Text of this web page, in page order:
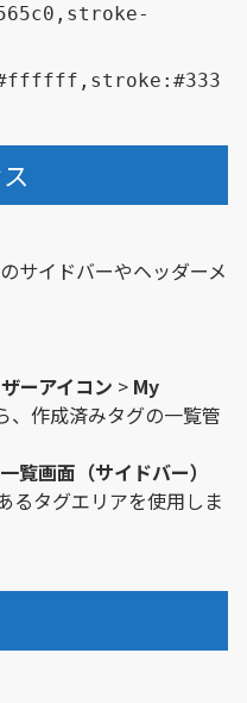
サイドバーやヘッダーメ
ーアイコン > My
、作成済みタグの一覧管
一覧画面（サイドバー）
るタグエリアを使用しま